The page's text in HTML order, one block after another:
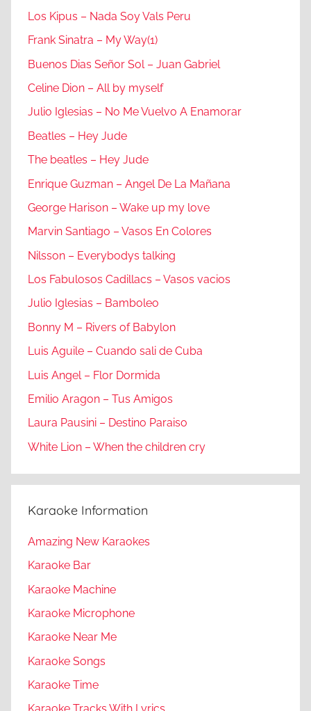
Los Kipus – Nada Soy Vals Peru
Frank Sinatra – My Way(1)
Buenos Dias Señor Sol – Juan Gabriel
Celine Dion – All by myself
Julio Iglesias – No Me Vuelvo A Enamorar
Beatles – Hey Jude
The beatles – Hey Jude
Enrique Guzman – Angel De La Mañana
George Harison – Wake up my love
Marvin Santiago – Vasos En Colores
Nilsson – Everybodys talking
Los Fabulosos Cadillacs – Vasos vacios
Julio Iglesias – Bamboleo
Bonny M – Rivers of Babylon
Luis Aguile – Cuando sali de Cuba
Luis Angel – Flor Dormida
Emilio Aragon – Tus Amigos
Laura Pausini – Destino Paraiso
White Lion – When the children cry
Karaoke Information
Amazing New Karaokes
Karaoke Bar
Karaoke Machine
Karaoke Microphone
Karaoke Near Me
Karaoke Songs
Karaoke Time